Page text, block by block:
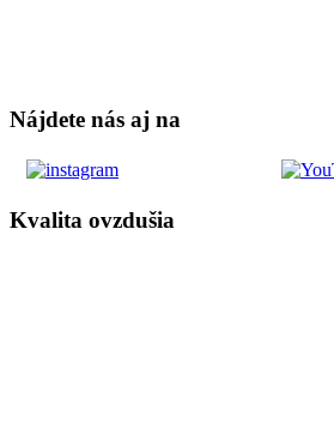
Nájdete nás aj na
Kvalita ovzdušia